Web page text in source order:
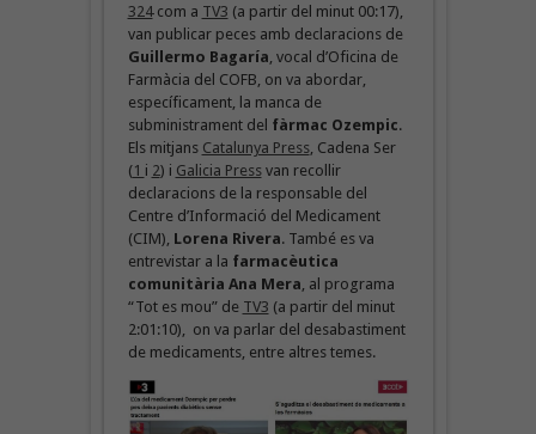
324com a TV3 (a partir del minut 00:17),
van publicar peces amb declaracions de
Guillermo Bagaría , vocal d’Oficina de
Farmàcia del COFB, on va abordar,
específicament, la manca de
subministrament del fàrmac Ozempic.
Els mitjans Catalunya Press, Cadena Ser
(1 i 2) i Galicia Pressvan recollir
declaracions de la responsable del
Centre d’Informació del Medicament
(CIM), Lorena Rivera. També es va
entrevistar a la farmacèutica
comunitària Ana Mera , al programa
“Tot es mou” de TV3 (a partir del minut
2:01:10), on va parlar del desabastiment
de medicaments, entre altres temes.